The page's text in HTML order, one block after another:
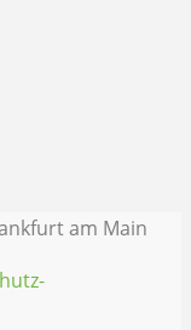
am Main